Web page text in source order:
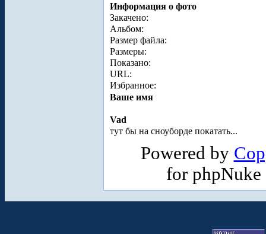
Информация о фото
Закачено:
Альбом:
Размер файла:
Размеры:
Показано:
URL:
Избранное:
Ваше имя
Vad
тут бы на сноуборде покатать...
Powered by
for